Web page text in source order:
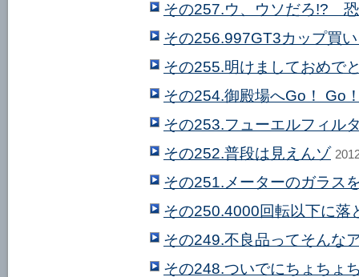
その257.ウ、ウソだろ!?
その256.997GT3カップ買
その255.明けましておめで
その254.御殿場へGo！ Go
その253.フューエルフィル
その252.普段は見えんゾ
その251.メーターのガラス
その250.4000回転以下に落
その249.不良品ってそんな
その248.ついでにちょちょ